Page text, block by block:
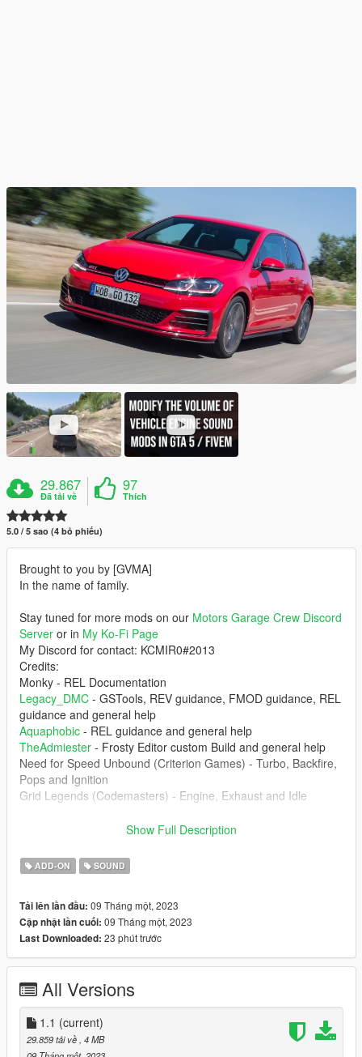
29.867
Đã tải về
97
Thích
5.0 / 5 sao (4 bỏ phiếu)
Brought to you by [GVMA]
In the name of family.
Stay tuned for more mods on our Motors Garage Crew Discord
Server or in My Ko-Fi Page
My Discord for contact: KCMIR0#2013
Credits:
Monky - REL Documentation
Legacy_DMC - GSTools, REV guidance, FMOD guidance, REL
guidance and general help
Aquaphobic - REL guidance and general help
TheAdmiester - Frosty Editor custom Build and general help
Need for Speed Unbound (Criterion Games) - Turbo, Backfire,
Pops and Ignition
Grid Legends (Codemasters) - Engine, Exhaust and Idle
FiveM
--------------------------------------------------------------------------------
1. The mod creates the sound of EA888 engine inside of GTA 5
which can be installed of any car that you want.
--------------------------------------------------------------------------------
Don't upload this mod at any other website. Any video that
you're record, please put the the link of the mod
--------------------------------------------------------------------------------
Show Full Description
ADD-ON SOUND
Tải lên lần đầu: 09 Tháng một, 2023
Cập nhật lần cuối: 09 Tháng một, 2023
Last Downloaded: 23 phút trước
All Versions
1.1 (current)
29.859 tải về , 4 MB